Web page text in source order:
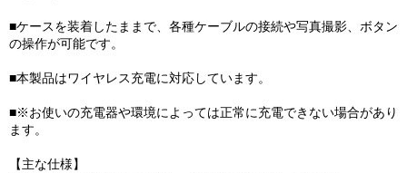
■ケースを装着したままで、各種ケーブルの接続や写真撮影、ボタン
の操作が可能です。
■本製品はワイヤレス充電に対応しています。
■※お使いの充電器や環境によっては正常に充電できない場合があり
ます。
【主な仕様】